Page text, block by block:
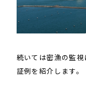
続いては密漁の監
証例を紹介します。